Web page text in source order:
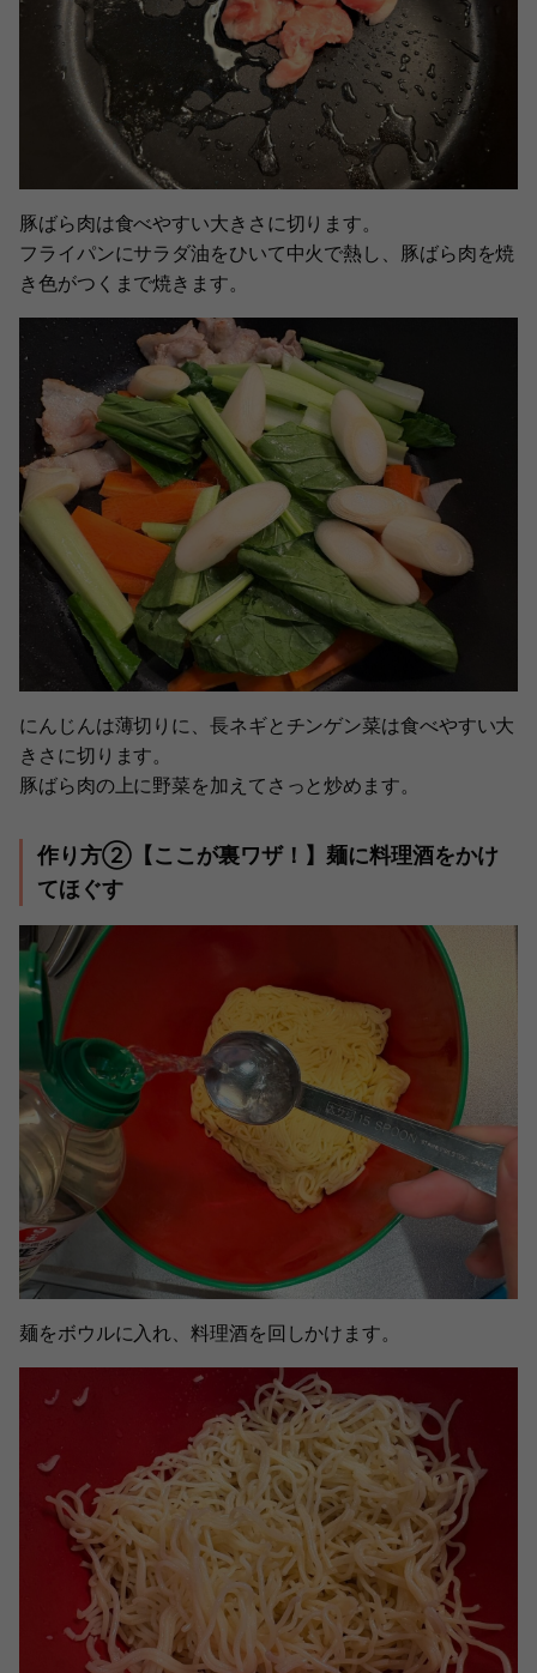
豚ばら肉は食べやすい大きさに切ります。
フライパンにサラダ油をひいて中火で熱し、豚ばら肉を焼
き色がつくまで焼きます。
にんじんは薄切りに、長ネギとチンゲン菜は食べやすい大
きさに切ります。
豚ばら肉の上に野菜を加えてさっと炒めます。
作り方②【ここが裏ワザ！】麺に料理酒をかけ
てほぐす
麺をボウルに入れ、料理酒を回しかけます。